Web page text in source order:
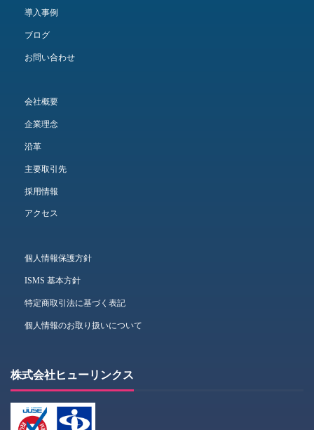
導入事例
ブログ
お問い合わせ
会社概要
企業理念
沿革
主要取引先
採用情報
アクセス
個人情報保護方針
ISMS 基本方針
特定商取引法に基づく表記
個人情報のお取り扱いについて
株式会社ヒューリンクス